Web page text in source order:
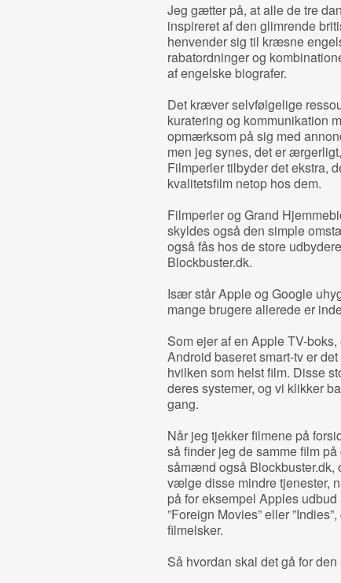
Jeg gætter på, at alle de tre
inspireret af den glimrende
henvender sig til kræsne
rabatordninger og
af engelske biografer.
Det kræver selvfølgelige
kuratering og kommunikation
opmærksom på sig med
men jeg synes, det er
Filmperler tilbyder det ekstra,
kvalitetsfilm netop hos dem.
Filmperler og Grand
skyldes også den simple
også fås hos de store
Blockbuster.dk.
Især står Apple og Google
mange brugere allerede er
Som ejer af en Apple TV-
Android baseret smart-tv er
hvilken som helst film. Disse
deres systemer, og vi klikker
gang.
Når jeg tjekker filmene på
så finder jeg de samme film
såmænd også Blockbuster.dk,
vælge disse mindre tjenester,
på for eksempel Apples
”Foreign Movies” eller
filmelsker.
Så hvordan skal det gå for